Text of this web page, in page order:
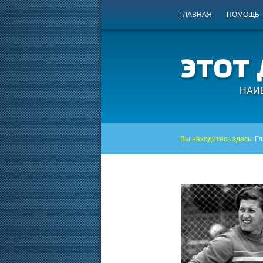
ГЛАВНАЯ ПОМОЩЬ
Вы находитесь здесь: